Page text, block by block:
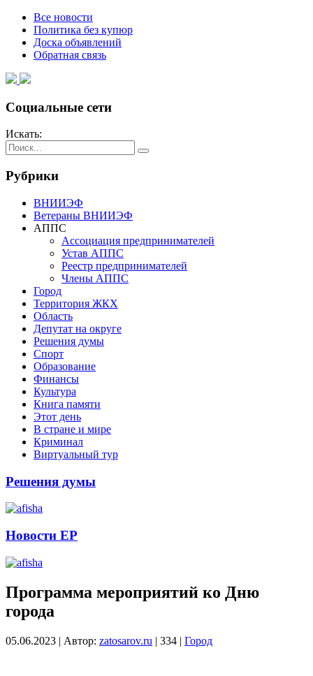
Все новости
Политика без купюр
Доска объявлений
Обратная связь
Социальные сети
Искать:
Рубрики
ВНИИЭФ
Ветераны ВНИИЭФ
АППС
Ассоциация предпринимателей
Устав АППС
Реестр предпринимателей
Члены АППС
Город
Территория ЖКХ
Область
Депутат на округе
Решения думы
Спорт
Образование
Финансы
Культура
Книга памяти
Этот день
В стране и мире
Криминал
Виртуальный тур
Решения думы
Новости ЕР
Программа мероприятий ко Дню
города
05.06.2023 | Автор: zatosarov.ru | 334 | Город